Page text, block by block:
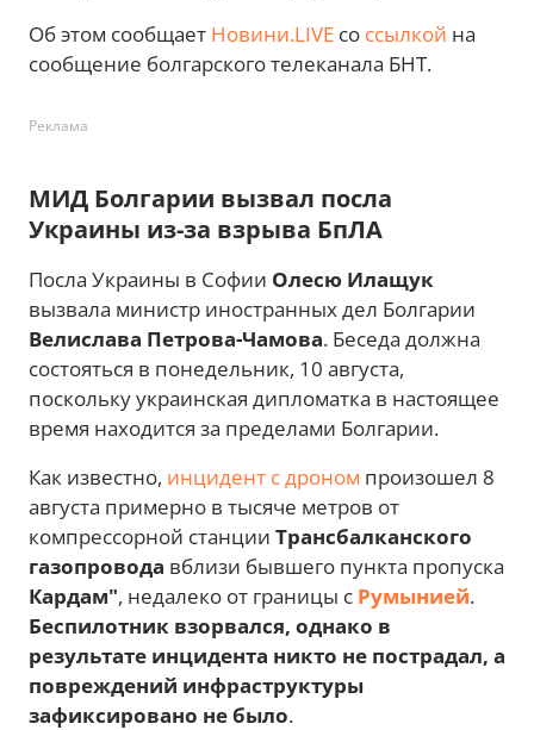
Об этом сообщает Новини.LIVE со ссылкой на
сообщение болгарского телеканала БНТ.
Реклама
МИД Болгарии вызвал посла
Украины из-за взрыва БпЛА
Посла Украины в Софии Олесю Илащук
вызвала министр иностранных дел Болгарии
Велислава Петрова-Чамова. Беседа должна
состояться в понедельник, 10 августа,
поскольку украинская дипломатка в настоящее
время находится за пределами Болгарии.
Как известно, инцидент с дроном произошел 8
августа примерно в тысяче метров от
компрессорной станции Трансбалканского
газопровода вблизи бывшего пункта пропуска
Кардам", недалеко от границы с Румынией.
Беспилотник взорвался, однако в
результате инцидента никто не пострадал, а
повреждений инфраструктуры
зафиксировано не было.